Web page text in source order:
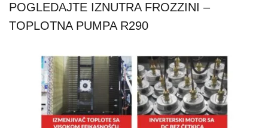
POGLEDAJTE IZNUTRA FROZZINI –
TOPLOTNA PUMPA R290